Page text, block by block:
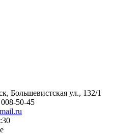
Большевистская ул., 132/1
50-45